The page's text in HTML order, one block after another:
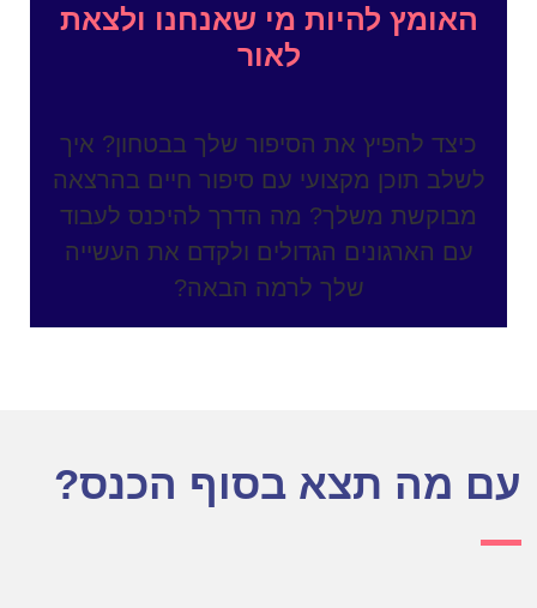
האומץ להיות מי שאנחנו ולצאת
לאור
כיצד להפיץ את הסיפור שלך בבטחון? איך
לשלב תוכן מקצועי עם סיפור חיים בהרצאה
מבוקשת משלך? מה הדרך להיכנס לעבוד
עם הארגונים הגדולים ולקדם את העשייה
שלך לרמה הבאה?
עם מה תצא בסוף הכנס?